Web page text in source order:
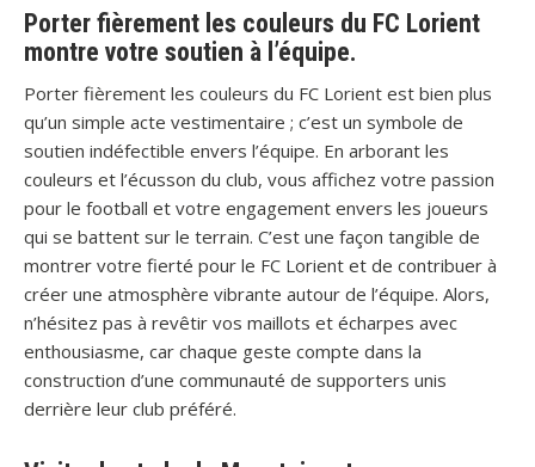
Porter fièrement les couleurs du FC Lorient
montre votre soutien à l’équipe.
Porter fièrement les couleurs du FC Lorient est bien plus
qu’un simple acte vestimentaire ; c’est un symbole de
soutien indéfectible envers l’équipe. En arborant les
couleurs et l’écusson du club, vous affichez votre passion
pour le football et votre engagement envers les joueurs
qui se battent sur le terrain. C’est une façon tangible de
montrer votre fierté pour le FC Lorient et de contribuer à
créer une atmosphère vibrante autour de l’équipe. Alors,
n’hésitez pas à revêtir vos maillots et écharpes avec
enthousiasme, car chaque geste compte dans la
construction d’une communauté de supporters unis
derrière leur club préféré.